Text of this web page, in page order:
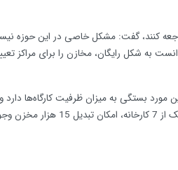
کنند، گفت: مشکل خاصی در این حوزه
به‌ شکل رایگان، مخازن را برای مراکز
مورد بستگی به میزان ظرفیت کارگاه‌ها
تقریبا در هر کارخانه مخزن نزدیک 15 هزار تبدیل ماهیانه انجام